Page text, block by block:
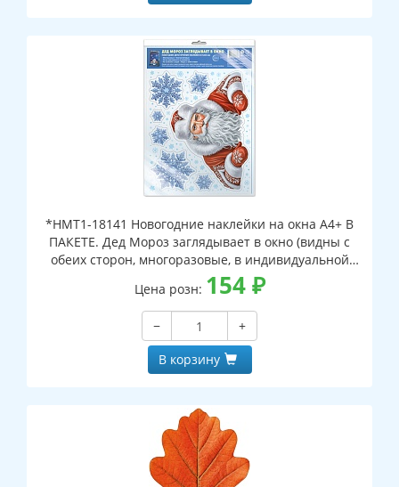
*НМТ1-18141 Новогодние наклейки на окна А4+ В
ПАКЕТЕ. Дед Мороз заглядывает в окно (видны с
обеих сторон, многоразовые, в индивидуальной
упаковке, с европодвесом и клеевым клапаном)
Цена розн: 154₽
−
+
В корзину